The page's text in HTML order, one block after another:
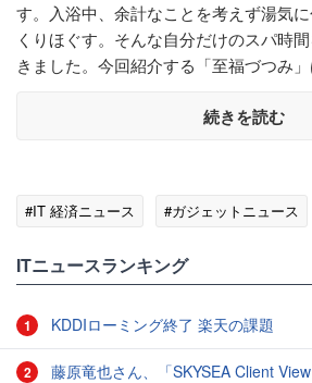
す。入浴中、余計なことを考えず湯気
くりほぐす。そんな自分だけのスパ時
きました。今回紹介する「至福づつみ
続きを読む
#IT 経済ニュース #ガジェットニュース
ITニュースランキング
1 KDDIローミング終了 楽天の課題
2 藤原竜也さん、「SKYSEA Client View」新CMで「AI労務改善」をアピール 働き方